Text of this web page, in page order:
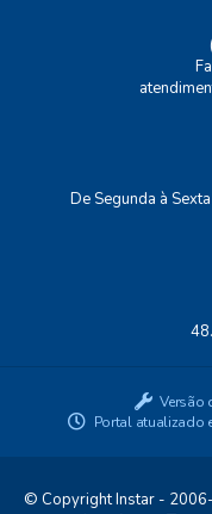
De Segunda à
Versão
Portal atualizado
© Copyright Instar -